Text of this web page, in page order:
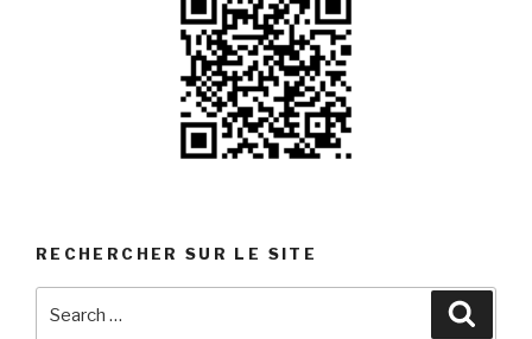
RECHERCHER SUR LE SITE